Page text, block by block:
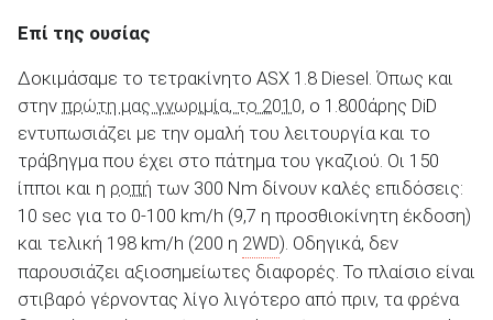
Επί της ουσίας
Δοκιμάσαμε το τετρακίνητο ASX 1.8 Diesel. Όπως και
στην πρώτη μας γνωριμία, το 2010, ο 1.800άρης DiD
εντυπωσιάζει με την ομαλή του λειτουργία και το
τράβηγμα που έχει στο πάτημα του γκαζιού. Οι 150
ίπποι και η ροπή των 300 Nm δίνουν καλές επιδόσεις:
10 sec για το 0-100 km/h (9,7 η προσθιοκίνητη έκδοση)
και τελική 198 km/h (200 η 2WD). Οδηγικά, δεν
παρουσιάζει αξιοσημείωτες διαφορές. Το πλαίσιο είναι
στιβαρό γέρνοντας λίγο λιγότερο από πριν, τα φρένα